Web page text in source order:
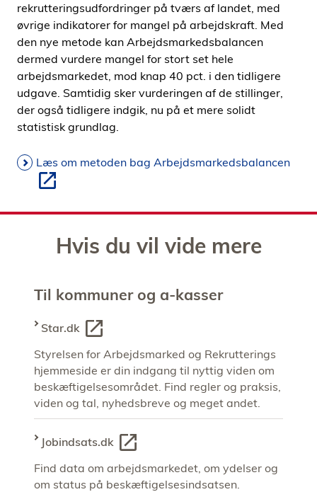
rekrutteringsudfordringer på tværs af landet, med
øvrige indikatorer for mangel på arbejdskraft. Med
den nye metode kan Arbejdsmarkedsbalancen
dermed vurdere mangel for stort set hele
arbejdsmarkedet, mod knap 40 pct. i den tidligere
udgave. Samtidig sker vurderingen af de stillinger,
der også tidligere indgik, nu på et mere solidt
statistisk grundlag.
Læs om metoden bag Arbejdsmarkedsbalancen
Hvis du vil vide mere
Til kommuner og a-kasser
Star.dk
Styrelsen for Arbejdsmarked og Rekrutterings
hjemmeside er din indgang til nyttig viden om
beskæftigelsesområdet. Find regler og praksis,
viden og tal, nyhedsbreve og meget andet.
Jobindsats.dk
Find data om arbejdsmarkedet, om ydelser og
om status på beskæftigelsesindsatsen.